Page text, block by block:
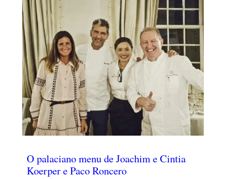
O palaciano menu de Joachim e Cintia
Koerper e Paco Roncero